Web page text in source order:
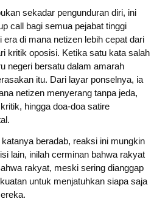
sekadar pengunduran diri, ini
call bagi semua pejabat tinggi
era di mana netizen lebih cepat dari
kritik oposisi. Ketika satu kata salah
negeri bersatu dalam amarah
itu. Dari layar ponselnya, ia
netizen menyerang tanpa jeda,
hingga doa-doa satire
beradab, reaksi ini mungkin
lain, inilah cerminan bahwa rakyat
rakyat, meski sering dianggap
untuk menjatuhkan siapa saja